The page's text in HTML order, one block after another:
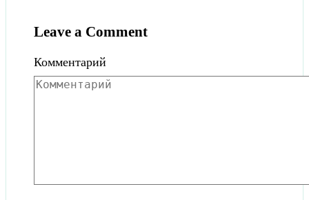
Leave a Comment
Комментарий